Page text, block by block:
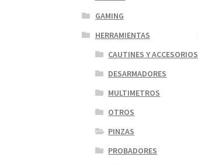
GAMING
HERRAMIENTAS
CAUTINES Y ACCESORIOS
DESARMADORES
MULTIMETROS
OTROS
PINZAS
PROBADORES